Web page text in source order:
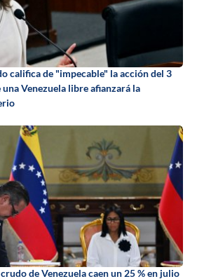
califica de "impecable" la acción del 3
Venezuela libre afianzará la
de Venezuela caen un 25 % en julio